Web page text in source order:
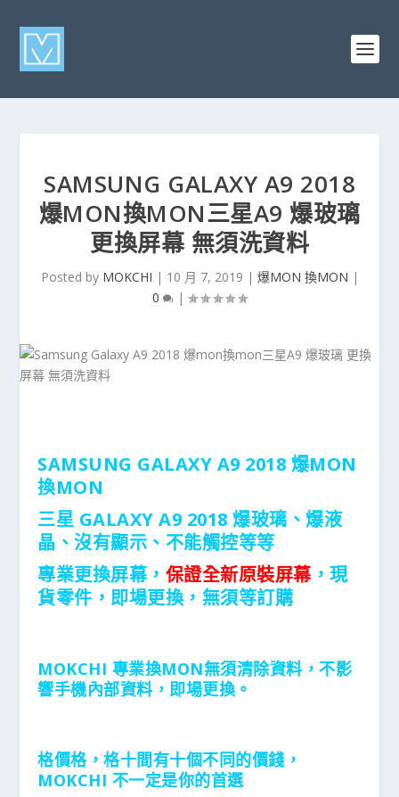
SAMSUNG GALAXY A9 2018
爆MON換MON三星A9 爆玻璃
更換屏幕 無須洗資料
Posted by MOKCHI | 10 月 7, 2019 | 爆MON 換MON |
0
|
SAMSUNG GALAXY A9 2018 爆MON
換MON
三星 GALAXY A9 2018 爆玻璃、爆液
晶、沒有顯示、 不能觸控等等
專業更換屏幕， 保證全新原裝屏幕，現
貨零件，即場更換，無須等訂購
MOKCHI 專業換MON無須清除資料，不影
響手機內部資料， 即場更換。
格價格，格十間有十個不同的價錢，
MOKCHI 不一定是你的首選